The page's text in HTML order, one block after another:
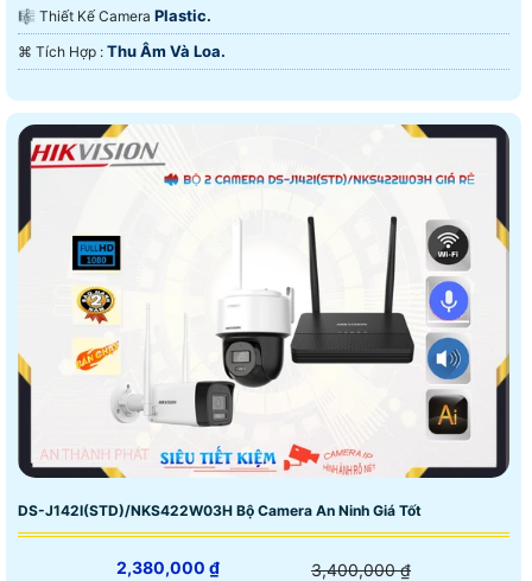
🎼️ Thiết Kế Camera Plastic.
️⌘ Tích Hợp : Thu Âm Và Loa.
DS-J142I(STD)/NKS422W03H Bộ Camera An Ninh Giá Tốt
2,380,000 ₫ 3,400,000 ₫